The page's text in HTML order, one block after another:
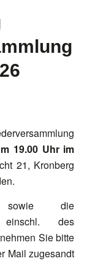
19.00 Uhr im
21, Kronberg
sowie die
einschl. des
Sie bitte
Mail zugesandt